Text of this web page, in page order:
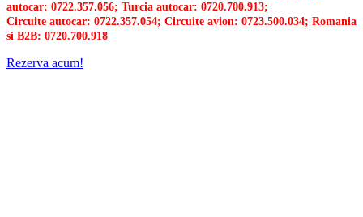
autocar: 0722.357.056; Turcia autocar: 0720.700.913;
Circuite autocar: 0722.357.054; Circuite avion: 0723.500.034; Romania
si B2B: 0720.700.918
Rezerva acum!